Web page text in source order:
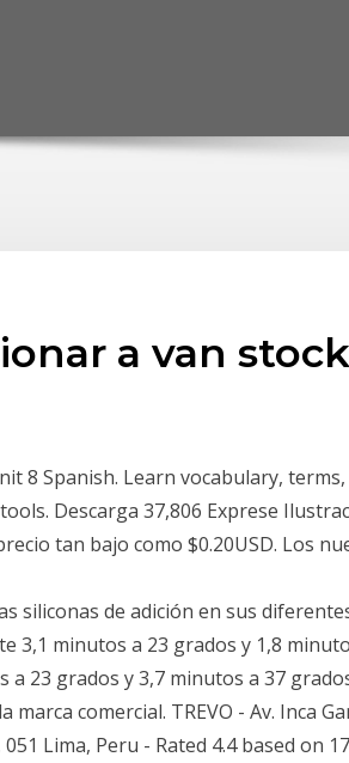
a van stock
8 Spanish. Learn vocabulary,
Descarga 37,806 Exprese
tan bajo como $0.20USD. Los
siliconas de adición en sus
3,1 minutos a 23 grados y 1,8
a 23 grados y 3,7 minutos a 37
marca comercial. TREVO - Av. Inca
051 Lima, Peru - Rated 4.4 based on